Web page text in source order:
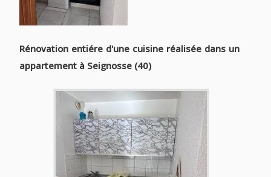
Rénovation entiére d'une cuisine réalisée dans un
appartement à Seignosse (40)